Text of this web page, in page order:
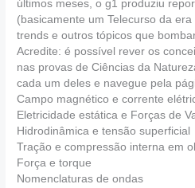
últimos meses, o g1 produziu
(basicamente um Telecurso da
trends e outros tópicos que
Acredite: é possível rever os
nas provas de Ciências da
cada um deles e navegue pela
Campo magnético e corrente
Eletricidade estática e Forças de
Hidrodinâmica e tensão superficial
Tração e compressão interna em
Força e torque
Nomenclaturas de ondas